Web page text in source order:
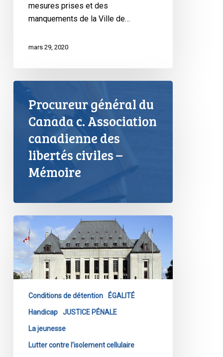
mesures prises et des
manquements de la Ville de…
mars 29, 2020
Procureur général du
Canada c. Association
canadienne des
libertés civiles –
Mémoire
L’isolement
cellulaire
n’est
pas
une
Conditions de détention ÉGALITÉ
Handicap JUSTICE PÉNALE
La jeunesse
Lutter contre l'isolement cellulaire